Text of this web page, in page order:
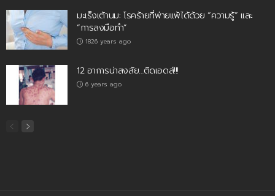
มะเร็งเต้านม: โรคร้ายที่พ่ายแพ้ได้ด้วย “ความรู้” และ
“การลงมือทำ”
1826 years ago
12 อาการน่าสงสัย…ติดเอดส์!!!
6 years ago